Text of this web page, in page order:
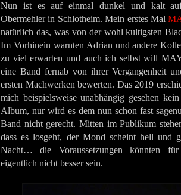
Nun ist es auf einmal dunkel und kalt auf
Obermehler in Schlotheim. Mein erstes Mal
natürlich das, was von der wohl kultigsten
Im Vorhinein warnten Adrian und andere
zu viel erwarten und auch ich selbst will
eine Band fernab von ihrer Vergangenheit
ersten Machwerken bewerten. Das 2019
mich beispielsweise unabhängig gesehen
Album, nur wird es dem nun schon fast
Band nicht gerecht. Mitten im Publikum
dass es losgeht, der Mond scheint hell und
Nacht… die Voraussetzungen könnten
eigentlich nicht besser sein.